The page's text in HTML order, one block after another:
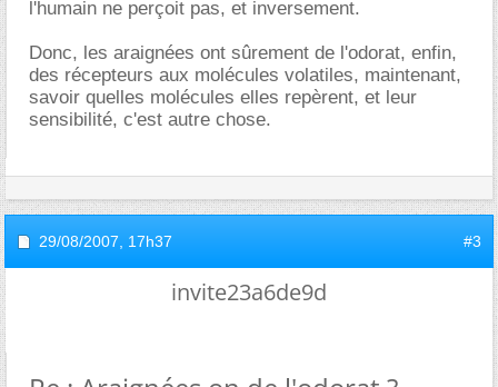
l'humain ne perçoit pas, et inversement.
Donc, les araignées ont sûrement de l'odorat, enfin,
des récepteurs aux molécules volatiles, maintenant,
savoir quelles molécules elles repèrent, et leur
sensibilité, c'est autre chose.
29/08/2007, 17h37 #3
invite23a6de9d